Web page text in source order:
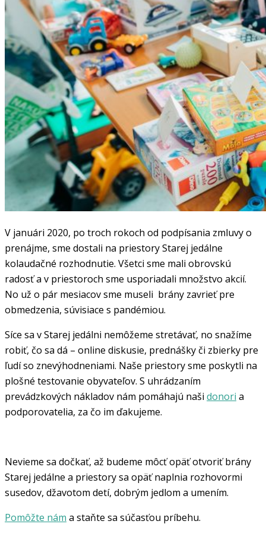
V januári 2020, po troch rokoch od podpísania zmluvy o
prenájme, sme dostali na priestory Starej jedálne
kolaudačné rozhodnutie. Všetci sme mali obrovskú
radosť a v priestoroch sme usporiadali množstvo akcií.
No už o pár mesiacov sme museli brány zavrieť pre
obmedzenia, súvisiace s pandémiou.
Síce sa v Starej jedálni nemôžeme stretávať, no snažíme
robiť, čo sa dá – online diskusie, prednášky či zbierky pre
ľudí so znevýhodneniami. Naše priestory sme poskytli na
plošné testovanie obyvateľov. S uhrádzaním
prevádzkových nákladov nám pomáhajú naši donori a
podporovatelia, za čo im ďakujeme.
Nevieme sa dočkať, až budeme môcť opäť otvoriť brány
Starej jedálne a priestory sa opäť naplnia rozhovormi
susedov, džavotom detí, dobrým jedlom a umením.
Pomôžte nám a staňte sa súčasťou príbehu.